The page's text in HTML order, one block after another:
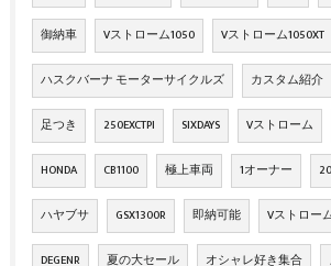
御納車 Vストローム1050 Vストローム1050XT
ハスクバーナ モーターサイクルズ カスタム紹介
足つき 250EXCTPI SIXDAYS Vストローム
HONDA CB1100 極上車両 1オーナー
ハヤブサ GSX1300R 即納可能 Vストロー
DEGENR 夏の大セール オシャレ好き集合